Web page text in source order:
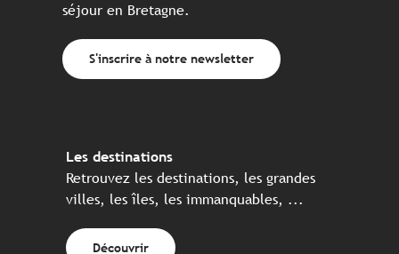
séjour en Bretagne.
S'inscrire à notre newsletter
Les destinations
Retrouvez les destinations, les grandes
villes, les îles, les immanquables, ...
Découvrir